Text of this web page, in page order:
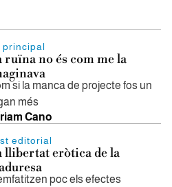
principal
ruïna no és com me la
si la manca de projecte fos un
més
Cano
editorial
llibertat eròtica de la
poc els efectes